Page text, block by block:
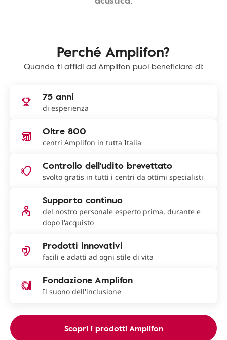
Perché Amplifon?
Quando ti affidi ad Amplifon puoi beneficiare di:
75 anni
di esperienza
Oltre 800
centri Amplifon in tutta Italia
Controllo dell'udito brevettato
svolto gratis in tutti i centri da ottimi specialisti
Supporto continuo
del nostro personale esperto prima, durante e
dopo l'acquisto
Prodotti innovativi
facili e adatti ad ogni stile di vita
Fondazione Amplifon
Il suono dell'inclusione
Scopri i prodotti Amplifon